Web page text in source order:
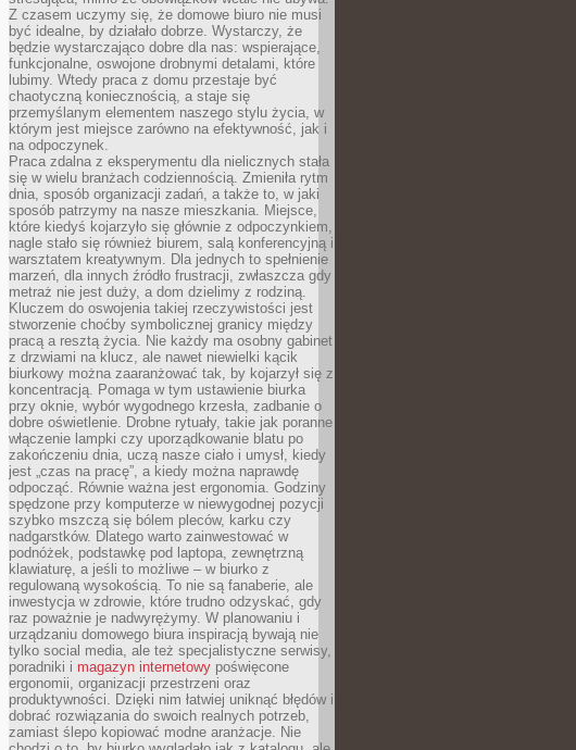
Z czasem uczymy się, że domowe biuro nie musi
być idealne, by działało dobrze. Wystarczy, że
będzie wystarczająco dobre dla nas: wspierające,
funkcjonalne, oswojone drobnymi detalami, które
lubimy. Wtedy praca z domu przestaje być
chaotyczną koniecznością, a staje się
przemyślanym elementem naszego stylu życia, w
którym jest miejsce zarówno na efektywność, jak i
na odpoczynek.
Praca zdalna z eksperymentu dla nielicznych stała
się w wielu branżach codziennością. Zmieniła rytm
dnia, sposób organizacji zadań, a także to, w jaki
sposób patrzymy na nasze mieszkania. Miejsce,
które kiedyś kojarzyło się głównie z odpoczynkiem,
nagle stało się również biurem, salą konferencyjną i
warsztatem kreatywnym. Dla jednych to spełnienie
marzeń, dla innych źródło frustracji, zwłaszcza gdy
metraż nie jest duży, a dom dzielimy z rodziną.
Kluczem do oswojenia takiej rzeczywistości jest
stworzenie choćby symbolicznej granicy między
pracą a resztą życia. Nie każdy ma osobny gabinet
z drzwiami na klucz, ale nawet niewielki kącik
biurkowy można zaaranżować tak, by kojarzył się z
koncentracją. Pomaga w tym ustawienie biurka
przy oknie, wybór wygodnego krzesła, zadbanie o
dobre oświetlenie. Drobne rytuały, takie jak poranne
włączenie lampki czy uporządkowanie blatu po
zakończeniu dnia, uczą nasze ciało i umysł, kiedy
jest „czas na pracę”, a kiedy można naprawdę
odpocząć. Równie ważna jest ergonomia. Godziny
spędzone przy komputerze w niewygodnej pozycji
szybko mszczą się bólem pleców, karku czy
nadgarstków. Dlatego warto zainwestować w
podnóżek, podstawkę pod laptopa, zewnętrzną
klawiaturę, a jeśli to możliwe – w biurko z
regulowaną wysokością. To nie są fanaberie, ale
inwestycja w zdrowie, które trudno odzyskać, gdy
raz poważnie je nadwyrężymy. W planowaniu i
urządzaniu domowego biura inspiracją bywają nie
tylko social media, ale też specjalistyczne serwisy,
poradniki i magazyn internetowy poświęcone
ergonomii, organizacji przestrzeni oraz
produktywności. Dzięki nim łatwiej uniknąć błędów i
dobrać rozwiązania do swoich realnych potrzeb,
zamiast ślepo kopiować modne aranżacje. Nie